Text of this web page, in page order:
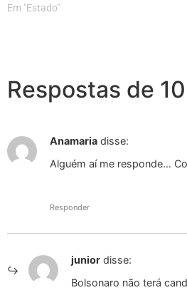
Em "Estado"
Respostas de 10
Anamaria disse:
Alguém aí me responde…
Responder
junior disse:
Bolsonaro não terá